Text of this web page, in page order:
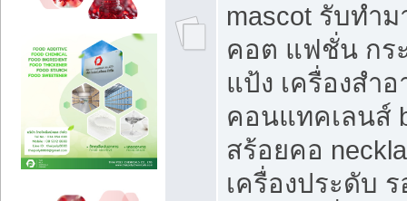
mascot รับทำ
คอต แฟชั่น กระ
แป้ง เครื่องสำ
คอนแทคเลนส์
สร้อยคอ
เครื่องประดับ ร